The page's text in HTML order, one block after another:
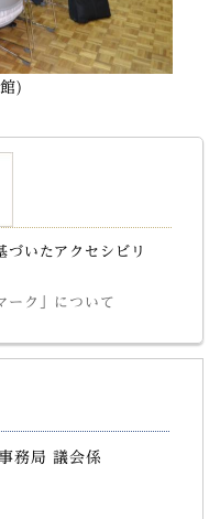
)
づいたアクセシビリ
ーク」について
務局 議会係